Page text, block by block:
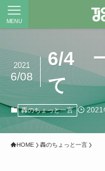
MENU
6/4
て
2021
6/08
轟のちょっと一言 2021
HOME 轟のちょっと一言